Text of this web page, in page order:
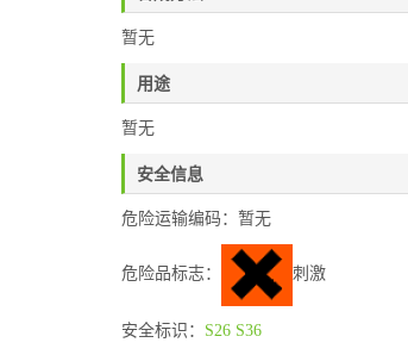
暂无
用途
暂无
安全信息
危险运输编码：暂无
危险品标志： 刺激
安全标识： S26 S36